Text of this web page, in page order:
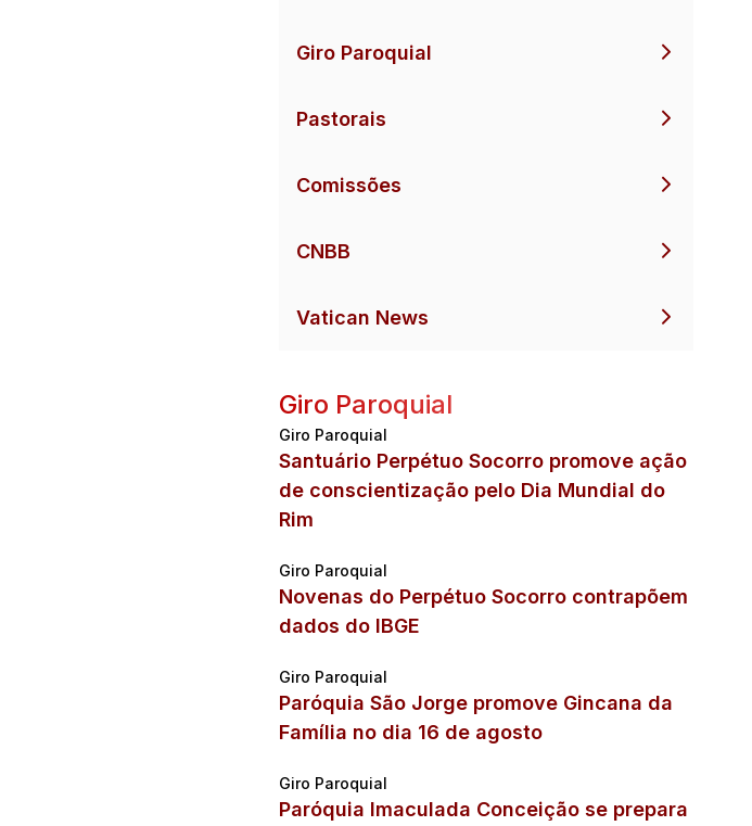
Giro Paroquial
Pastorais
Comissões
CNBB
Vatican News
Giro Paroquial
Giro Paroquial
Santuário Perpétuo Socorro promove ação
de conscientização pelo Dia Mundial do
Rim
Giro Paroquial
Novenas do Perpétuo Socorro contrapõem
dados do IBGE
Giro Paroquial
Paróquia São Jorge promove Gincana da
Família no dia 16 de agosto
Giro Paroquial
Paróquia Imaculada Conceição se prepara